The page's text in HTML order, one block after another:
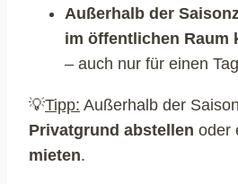
Außerhalb der
im öffentlichen Raum
– auch nur für einen
💡Tipp: Außerhalb der Saison
Privatgrund abstellen oder
mieten.